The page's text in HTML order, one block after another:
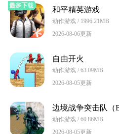
和平精英游戏
动作游戏 / 1996.21MB
2026-08-06更新
自由开火
动作游戏 / 63.09MB
2026-08-05更新
动作游戏 / 60.86MB
2026-08-05更新